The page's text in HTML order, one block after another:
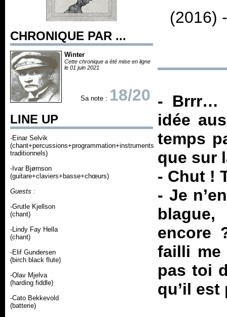
CHRONIQUE PAR ...
Winter
Cette chronique a été mise en ligne
le 01 juin 2021
Sa note : 18/20
LINE UP
-Einar Selvik
(chant+percussions+programmation+instruments
traditionnels)
-Ivar Bjørnson
(guitare+claviers+basse+chœurs)
Guests :
-Grutle Kjellson
(chant)
-Lindy Fay Hella
(chant)
-Elif Gundersen
(birch black flute)
-Olav Mjelva
(harding fiddle)
-Cato Bekkevold
(batterie)
(2016)
- Brrr…
idée
temps
que sur
- Chut !
- Je
encore
failli me
pas toi
qu’il est